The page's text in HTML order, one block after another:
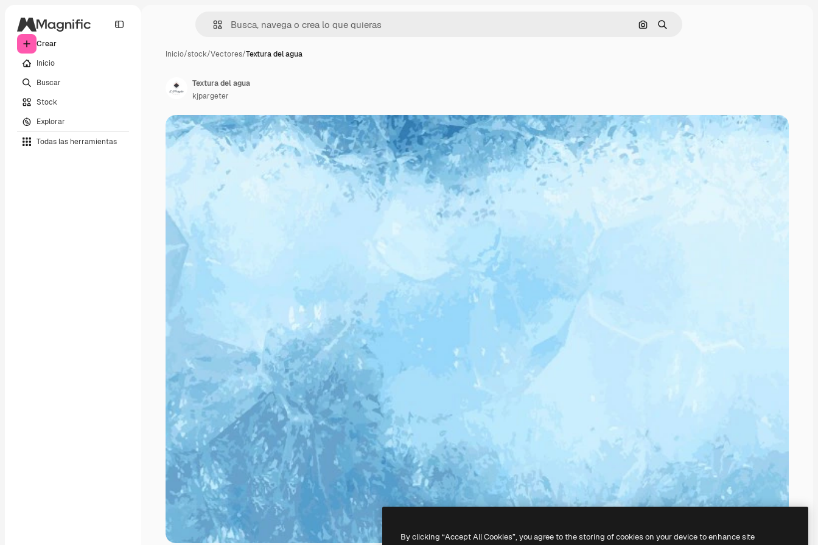
Crear
Inicio
Buscar
Stock
Explorar
Todas las herramientas
Buscar por imagen
Buscar
Inicio/stock/Vectores/Textura del agua
Textura del agua
kjpargeter
By clicking “Accept All Cookies”, you agree to the storing of cookies on your device to enhance site